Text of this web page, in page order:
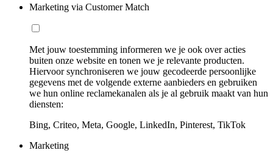
Marketing via Customer Match
Met jouw toestemming informeren we je ook over acties
buiten onze website en tonen we je relevante producten.
Hiervoor synchroniseren we jouw gecodeerde persoonlijke
gegevens met de volgende externe aanbieders en gebruiken
we hun online reclamekanalen als je al gebruik maakt van hun
diensten:
Bing, Criteo, Meta, Google, LinkedIn, Pinterest, TikTok
Marketing